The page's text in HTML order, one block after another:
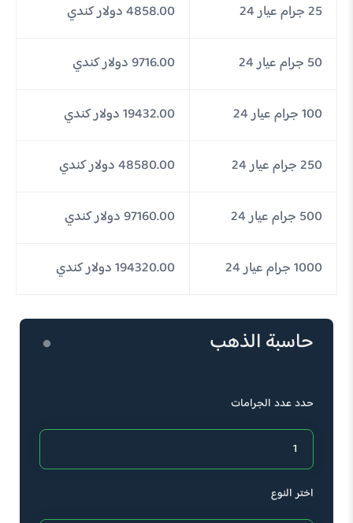
25 جرام عيار 24 4858.00 دولار كندي
50 جرام عيار 24 9716.00 دولار كندي
100 جرام عيار 24 19432.00 دولار كندي
250 جرام عيار 24 48580.00 دولار كندي
500 جرام عيار 24 97160.00 دولار كندي
1000 جرام عيار 24 194320.00 دولار كندي
حاسبة الذهب
حدد عدد الجرامات
اختر النوع